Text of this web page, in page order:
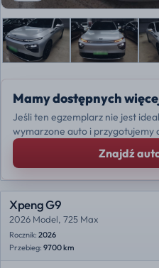
Mamy dostępnych
Jeśli ten egzemplarz nie jest
wymarzone auto i
Znajdź
Xpeng G9
2026 Model, 725 Max
Rocznik: 2026
Przebieg: 9700 km